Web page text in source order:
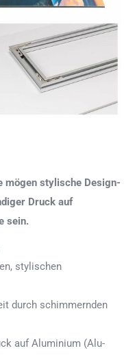
mögen stylische Design-
Druck auf
sein.
stylischen
durch schimmernden
auf Aluminium (Alu-